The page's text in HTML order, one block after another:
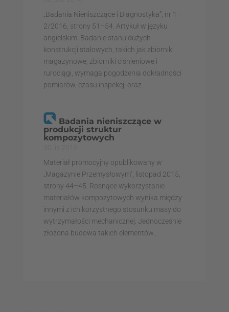
„Badania Nieniszczące i Diagnostyka”, nr 1–
2/2016, strony 51–54. Artykuł w języku
angielskim. Badanie stanu dużych
konstrukcji stalowych, takich jak zbiorniki
magazynowe, zbiorniki ciśnieniowe i
rurociągi, wymaga pogodzenia dokładności
pomiarów, czasu inspekcji oraz...
Badania nieniszczące w
produkcji struktur
kompozytowych
Materiał promocyjny opublikowany w
„Magazynie Przemysłowym”, listopad 2015,
strony 44–45. Rosnące wykorzystanie
materiałów kompozytowych wynika między
innymi z ich korzystnego stosunku masy do
wytrzymałości mechanicznej. Jednocześnie
złożona budowa takich elementów...